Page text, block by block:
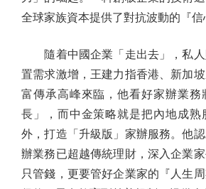
全球家族資本提供了對抗波動的『信
隨着中國企業「走出去」，私人
置需求激增，王建力指香港、新加
富傳承高峰來臨，他看好家辦業務
長」，而中金策略就是把內地成熟
外，打造「升級版」家辦服務。他
辦業務已超越傳統理財，深入企業
只管錢，更要管好企業家的『人生